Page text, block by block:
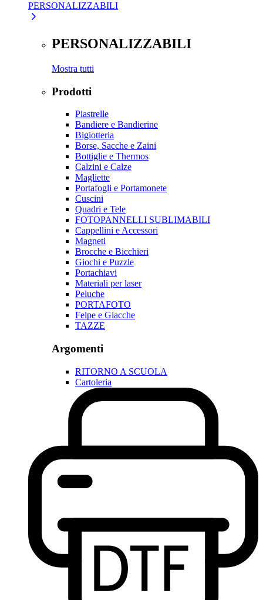
PERSONALIZZABILI
PERSONALIZZABILI
Mostra tutti
Prodotti
Piastrelle
Bandiere e Bandierine
Bigiotteria
Borse, Sacche e Zaini
Bottiglie e Thermos
Calzini e Calze
Magliette
Portafogli e Portamonete
Cuscini
Quadri e Tele
FOTOPANNELLI SUBLIMABILI
Cappellini e Accessori
Magneti
Brocche e Bicchieri
Giochi e Puzzle
Portachiavi
Materiali per laser
Peluche
PORTAFOTO
Felpe e Giacche
TAZZE
Argomenti
RITORNO A SCUOLA
Cartoleria